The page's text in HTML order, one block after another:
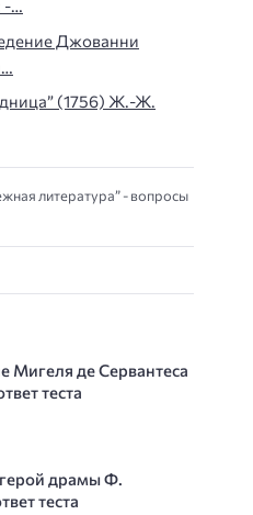
-…
Джованни
(1756) Ж.-Ж.
литература” - вопросы
Мигеля де Сервантеса
теста
драмы Ф.
теста